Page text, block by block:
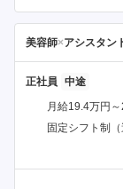
美容師×アシスタン
正社員
月給19.4万円
固定シフト制